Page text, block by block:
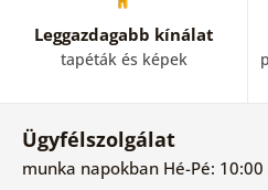
Leggazdagabb kínálat
tapéták és képek
Ügyfélszolgálat
munka napokban Hé-Pé: 10:00